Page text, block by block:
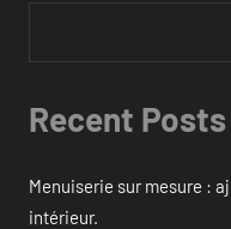
Recent Posts
Menuiserie sur mesure :
intérieur.